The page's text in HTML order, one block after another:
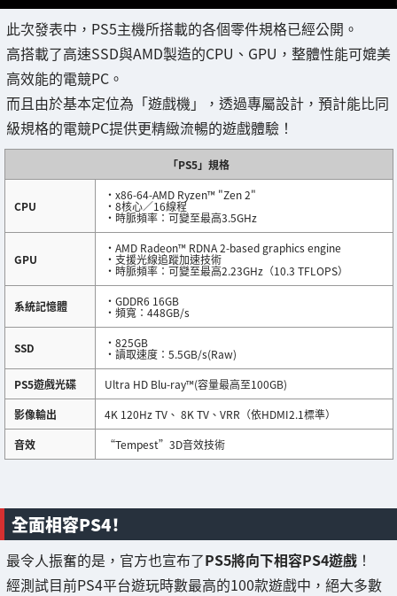
此次發表中，PS5主機所搭載的各個零件規格已經公開。
高搭載了高速SSD與AMD製造的CPU、GPU，整體性能可媲美
高效能的電競PC。
而且由於基本定位為「遊戲機」，透過專屬設計，預計能比同
級規格的電競PC提供更精緻流暢的遊戲體驗！
「PS5」規格
CPU
・x86-64-AMD Ryzen™ "Zen 2"
・8核心／16線程
・時脈頻率：可變至最高3.5GHz
GPU
・AMD Radeon™ RDNA 2-based graphics engine
・支援光線追蹤加速技術
・時脈頻率：可變至最高2.23GHz（10.3 TFLOPS）
系統記憶體 ・GDDR6 16GB
・頻寬：448GB/s
SSD ・825GB
・讀取速度：5.5GB/s(Raw)
PS5遊戲光碟
Ultra HD Blu-ray™(容量最高至100GB)
影像輸出
4K 120Hz TV、 8K TV、VRR（依HDMI2.1標準）
音效
“Tempest”3D音效技術
全面相容PS4！
最令人振奮的是，官方也宣布了PS5將向下相容PS4遊戲 ！
經測試目前PS4平台遊玩時數最高的100款遊戲中，絕大多數